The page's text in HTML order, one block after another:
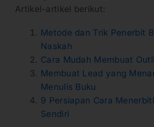
Artikel-artikel berikut:
Metode dan Trik Penerbit
Naskah
Cara Mudah Membuat
Membuat Lead yang
Menulis Buku
9 Persiapan Cara
Sendiri